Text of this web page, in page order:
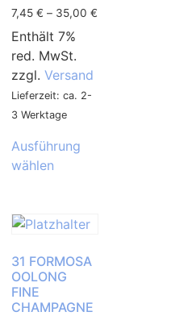
7,45 € – 35,00 €
Enthält 7%
red. MwSt.
zzgl. Versand
Lieferzeit: ca. 2-
3 Werktage
Ausführung
wählen
31 FORMOSA
OOLONG
FINE
CHAMPAGNE